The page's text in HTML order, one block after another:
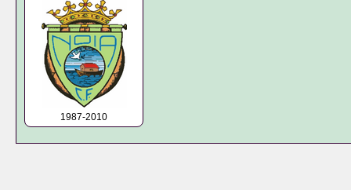
1987-2010